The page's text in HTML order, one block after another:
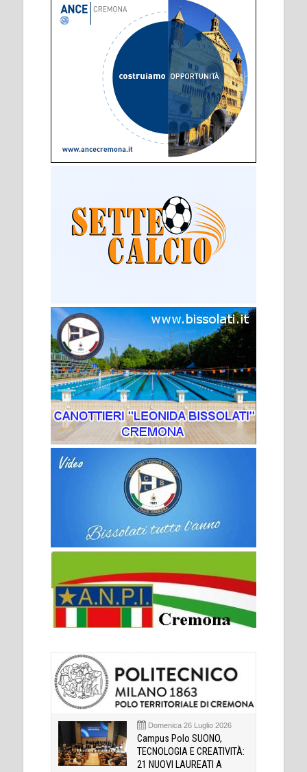
Domenica 26 Luglio 2026
Campus Polo SUONO,
TECNOLOGIA E CREATIVITÀ:
21 NUOVI LAUREATI A